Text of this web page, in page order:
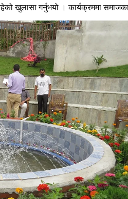
खुलासा गर्नुभयो । कार्यक्रममा